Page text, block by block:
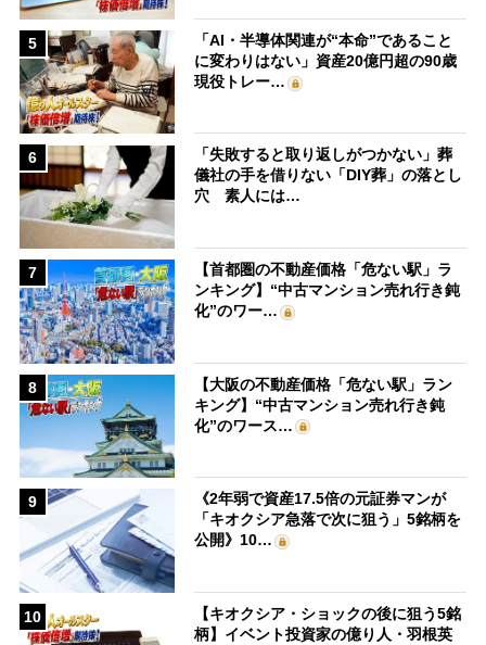
5
「AI・半導体関連が“本命”であること
に変わりはない」資産20億円超の90歳
現役トレー…
6
「失敗すると取り返しがつかない」葬
儀社の手を借りない「DIY葬」の落とし
穴 素人には…
7
【首都圏の不動産価格「危ない駅」ラ
ンキング】“中古マンション売れ行き鈍
化”のワー…
8
【大阪の不動産価格「危ない駅」ラン
キング】“中古マンション売れ行き鈍
化”のワース…
9
《2年弱で資産17.5倍の元証券マンが
「キオクシア急落で次に狙う」5銘柄を
公開》10…
10
【キオクシア・ショックの後に狙う5銘
柄】イベント投資家の億り人・羽根英